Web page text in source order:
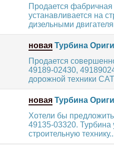
Продается
устанавливается на
дизельными
новая Турбина
Продается
49189-02430,
дорожной техники
новая Турбина
Хотели бы
49135-03320. Турбина
строительную